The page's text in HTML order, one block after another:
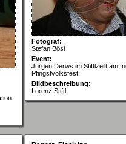
Fotograf:
Stefan Bösl
Event:
Jürgen Derws im Stiftlzeilt am
Pfingstvolksfest
Bildbeschreibung:
Lorenz Stiftl